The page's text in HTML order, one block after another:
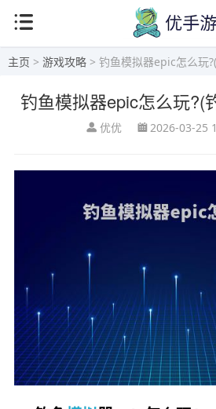
主页 > 游戏攻略 > 钓鱼模拟器epic怎么玩
钓鱼模拟器epic怎么玩?(
优优 2026-03-25